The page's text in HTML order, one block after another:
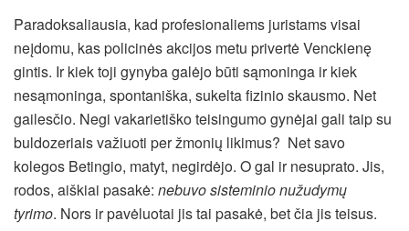
Paradoksaliausia, kad profesionaliems juristams visai
neįdomu, kas policinės akcijos metu privertė Venckienę
gintis. Ir kiek toji gynyba galėjo būti sąmoninga ir kiek
nesąmoninga, spontaniška, sukelta fizinio skausmo. Net
gailesčio. Negi vakarietiško teisingumo gynėjai gali taip su
buldozeriais važiuoti per žmonių likimus? Net savo
kolegos Betingio, matyt, negirdėjo. O gal ir nesuprato. Jis,
rodos, aiškiai pasakė: nebuvo sisteminio nužudymų
tyrimo. Nors ir pavėluotai jis tai pasakė, bet čia jis teisus.